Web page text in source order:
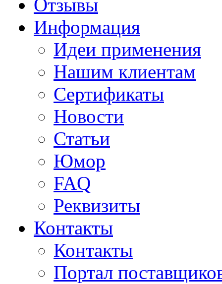
Отзывы
Информация
Идеи применения
Нашим клиентам
Сертификаты
Новости
Статьи
Юмор
FAQ
Реквизиты
Контакты
Контакты
Портал